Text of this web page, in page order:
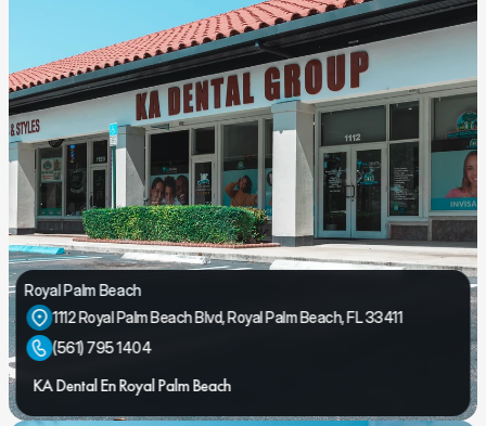
Royal Palm Beach
1112 Royal Palm Beach Blvd, Royal Palm Beach, FL 33411
(561) 795 1404
KA Dental En Royal Palm Beach